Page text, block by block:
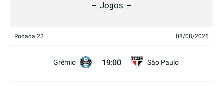
Jogos
Rodada 22 08/08/2026
Grêmio 19:00 São Paulo